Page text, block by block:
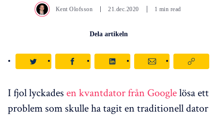
Kent Olofsson 21.dec.2020 1 min read
Dela artikeln
I fjol lyckades en kvantdator från Googlelösa ett
problem som skulle ha tagit en traditionell dator